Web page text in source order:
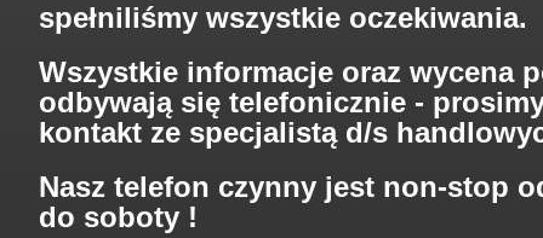
spełniliśmy wszystkie oczekiwania.
Wszystkie informacje oraz wycena
odbywają się telefonicznie -
kontakt ze specjalistą d/s
Nasz telefon czynny jest non-stop
do soboty !